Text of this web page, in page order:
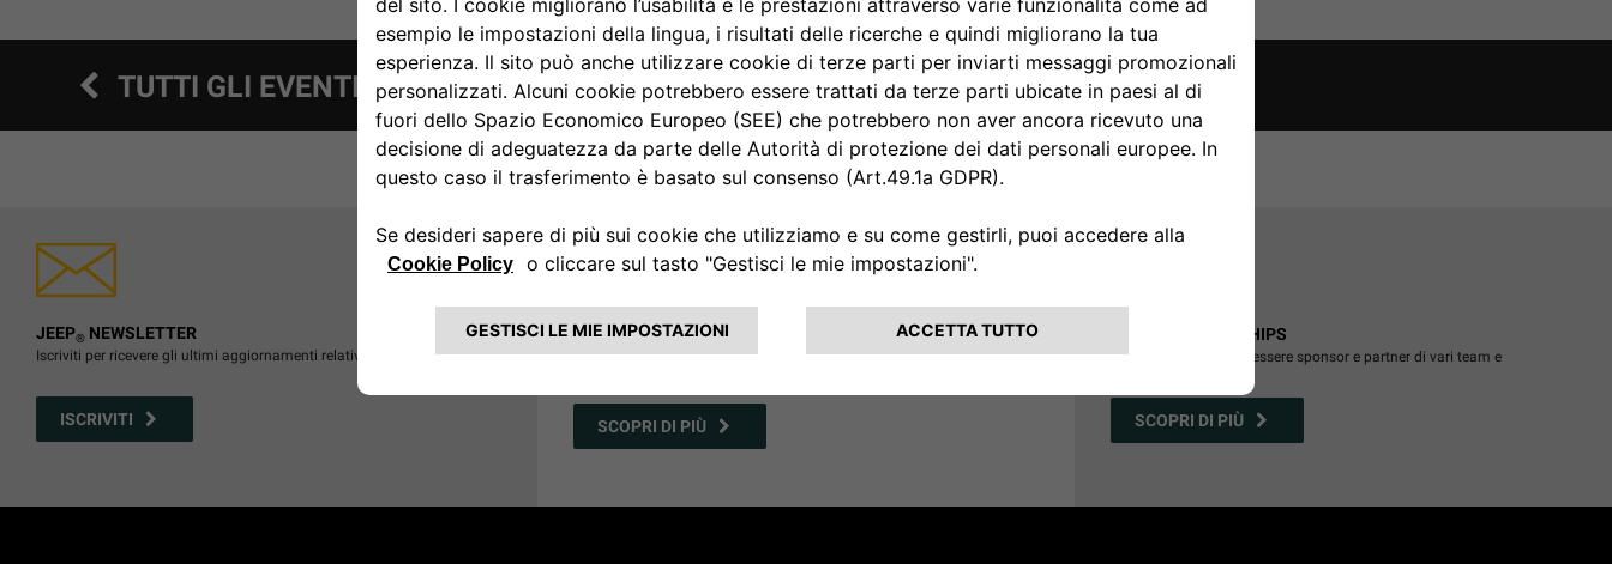
TUTTI GLI EVENTI
JEEP® NEWSLETTER
Iscriviti per ricevere gli ultimi aggiornamenti relativi agli eventi Jeep
ISCRIVITI
JEEP EVENTI
SCOPRI DI PIÙ
PARTNERSHIPS
Jeep
è orgogliosa di essere sponsor e partner di vari team e
SCOPRI DI PIÙ